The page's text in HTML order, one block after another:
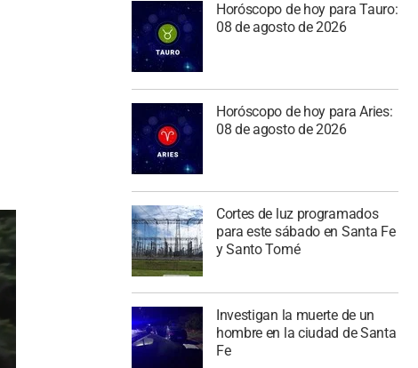
Horóscopo de hoy para Tauro:
08 de agosto de 2026
Horóscopo de hoy para Aries:
08 de agosto de 2026
Cortes de luz programados
para este sábado en Santa Fe
y Santo Tomé
Investigan la muerte de un
hombre en la ciudad de Santa
Fe